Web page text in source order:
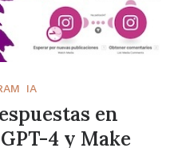
IA
en
4 y Make